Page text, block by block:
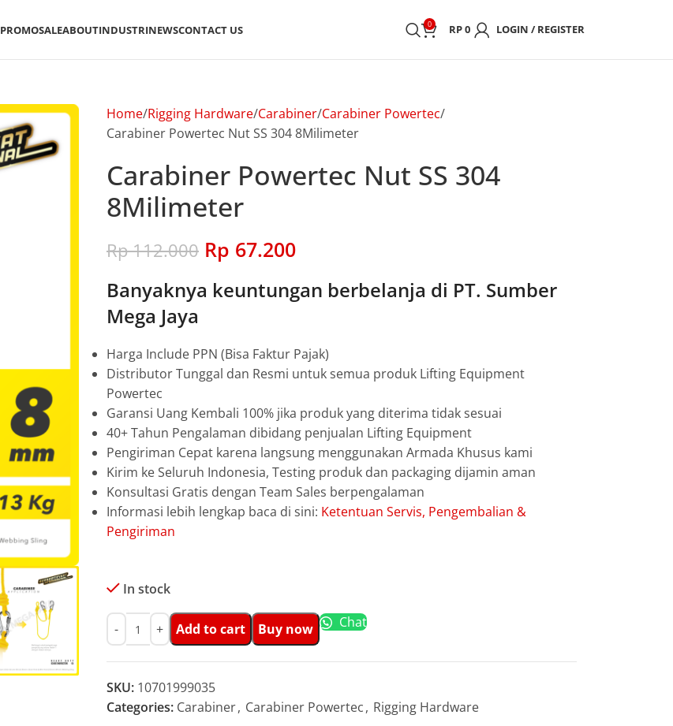
PROMOSALEABOUTINDUSTRINEWSCONTACT US 0 RP0 LOGIN / REGISTER
Home Rigging Hardware Carabiner Carabiner Powertec
Carabiner Powertec Nut SS 304 8Milimeter
Carabiner Powertec Nut SS 304
8Milimeter
Rp112.000 Rp 67.200
Banyaknya keuntungan berbelanja di PT. Sumber
Mega Jaya
Harga Include PPN (Bisa Faktur Pajak)
Distributor Tunggal dan Resmi untuk semua produk Lifting Equipment
Powertec
Garansi Uang Kembali 100% jika produk yang diterima tidak sesuai
40+ Tahun Pengalaman dibidang penjualan Lifting Equipment
Pengiriman Cepat karena langsung menggunakan Armada Khusus kami
Kirim ke Seluruh Indonesia, Testing produk dan packaging dijamin aman
Konsultasi Gratis dengan Team Sales berpengalaman
Informasi lebih lengkap baca di sini: Ketentuan Servis, Pengembalian &
Pengiriman
In stock
Add to cart Buy now Chat
SKU: 10701999035
Categories: Carabiner, Carabiner Powertec, Rigging Hardware